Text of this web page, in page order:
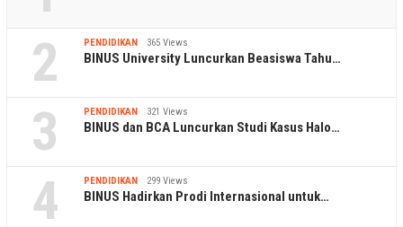
2 PENDIDIKAN 365 Views
BINUS University Luncurkan Beasiswa Tahu…
3 PENDIDIKAN 321 Views
BINUS dan BCA Luncurkan Studi Kasus Halo…
4 PENDIDIKAN 299 Views
BINUS Hadirkan Prodi Internasional untuk…